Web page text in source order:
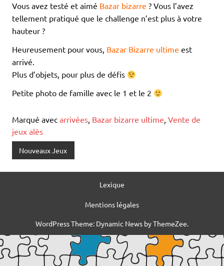
Vous avez testé et aimé Bazar bizarre ? Vous l’avez
tellement pratiqué que le challenge n’est plus à votre
hauteur ?
Heureusement pour vous, Bazar Bizarre ultime est
arrivé.
Plus d’objets, pour plus de défis
Petite photo de famille avec le 1 et le 2
Marqué avec arrivées, Bazar bizarre ultime, Vente de
jeux alès
Nouveaux Jeux
Lexique
Mentions légales
WordPress Theme: Dynamic News by ThemeZee.